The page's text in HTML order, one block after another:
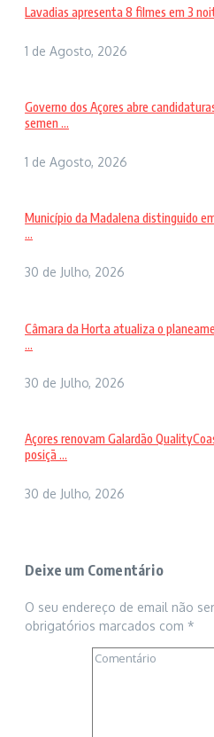
Lavadias apresenta 8 filmes em 3
1 de Agosto, 2026
Governo dos Açores abre
semen ...
1 de Agosto, 2026
Município da Madalena distinguido
...
30 de Julho, 2026
Câmara da Horta atualiza o
...
30 de Julho, 2026
Açores renovam Galardão
posiçã ...
30 de Julho, 2026
Deixe um Comentário
O seu endereço de email não
obrigatórios marcados com *